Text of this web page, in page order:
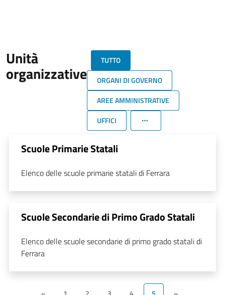
Unità
organizzative
TUTTO
ORGANI DI GOVERNO
AREE AMMINISTRATIVE
UFFICI
Scuole Primarie Statali
Elenco delle scuole primarie statali di Ferrara
Scuole Secondarie di Primo Grado Statali
Elenco delle scuole secondarie di primo grado statali di
Ferrara